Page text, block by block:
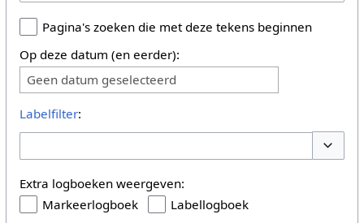
Pagina's zoeken die met deze tekens beginnen
Op deze datum (en eerder):
Geen datum geselecteerd
Labelfilter:
Extra logboeken weergeven:
Markeerlogboek
Labellogboek